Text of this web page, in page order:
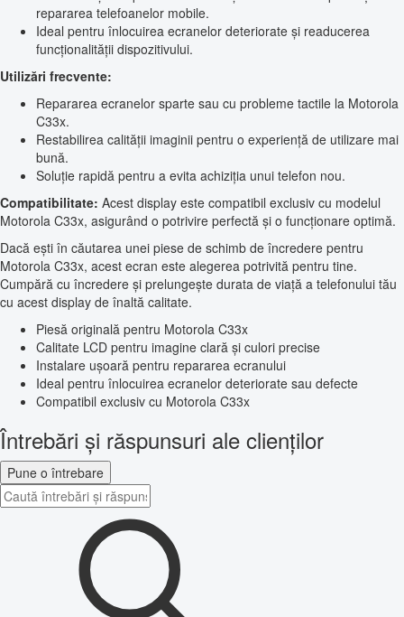
repararea telefoanelor mobile.
Ideal pentru înlocuirea ecranelor deteriorate și readucerea
funcționalității dispozitivului.
Utilizări frecvente:
Repararea ecranelor sparte sau cu probleme tactile la Motorola
C33x.
Restabilirea calității imaginii pentru o experiență de utilizare mai
bună.
Soluție rapidă pentru a evita achiziția unui telefon nou.
Compatibilitate: Acest display este compatibil exclusiv cu modelul
Motorola C33x, asigurând o potrivire perfectă și o funcționare optimă.
Dacă ești în căutarea unei piese de schimb de încredere pentru
Motorola C33x, acest ecran este alegerea potrivită pentru tine.
Cumpără cu încredere și prelungește durata de viață a telefonului tău
cu acest display de înaltă calitate.
Piesă originală pentru Motorola C33x
Calitate LCD pentru imagine clară și culori precise
Instalare ușoară pentru repararea ecranului
Ideal pentru înlocuirea ecranelor deteriorate sau defecte
Compatibil exclusiv cu Motorola C33x
Întrebări și răspunsuri ale clienților
Pune o întrebare